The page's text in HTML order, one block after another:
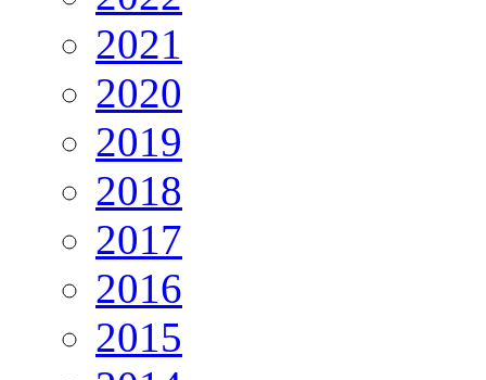
2021
2020
2019
2018
2017
2016
2015